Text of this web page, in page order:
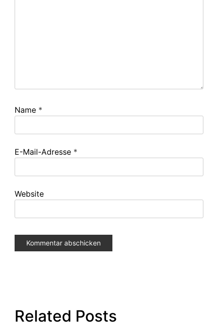
Name *
E-Mail-Adresse *
Website
Related Posts